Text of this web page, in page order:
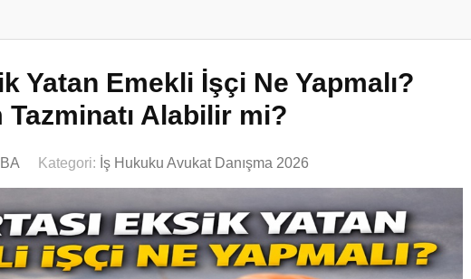
Yatan Emekli İşçi Ne Yapmalı?
Tazminatı Alabilir mi?
Kategori: İş Hukuku Avukat Danışma 2026